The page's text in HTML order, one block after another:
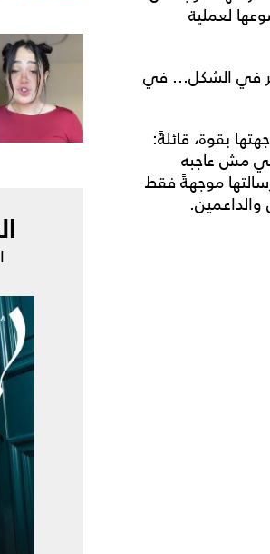
لعملية
في الشكل... في
بقوة، قائلةً:
مش عاجبه
موجهةً فقط